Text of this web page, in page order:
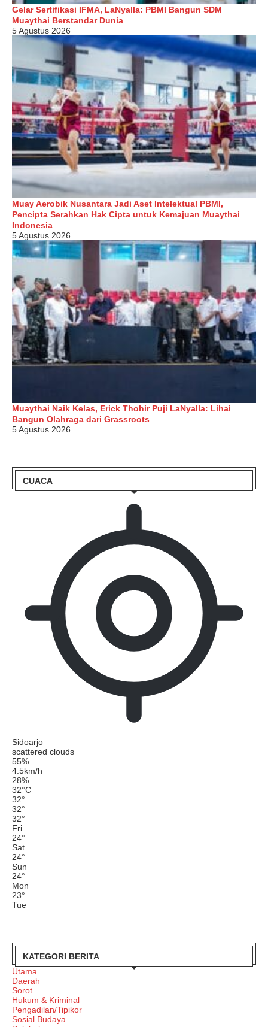
Gelar Sertifikasi IFMA, LaNyalla: PBMI Bangun SDM
Muaythai Berstandar Dunia
5 Agustus 2026
Muay Aerobik Nusantara Jadi Aset Intelektual PBMI,
Pencipta Serahkan Hak Cipta untuk Kemajuan Muaythai
Indonesia
5 Agustus 2026
Muaythai Naik Kelas, Erick Thohir Puji LaNyalla: Lihai
Bangun Olahraga dari Grassroots
5 Agustus 2026
CUACA
Sidoarjo
scattered clouds
55%
4.5km/h
28%
32°C
32°
32°
32°
Fri
24°
Sat
24°
Sun
24°
Mon
23°
Tue
KATEGORI BERITA
Utama
Daerah
Sorot
Hukum & Kriminal
Pengadilan/Tipikor
Sosial Budaya